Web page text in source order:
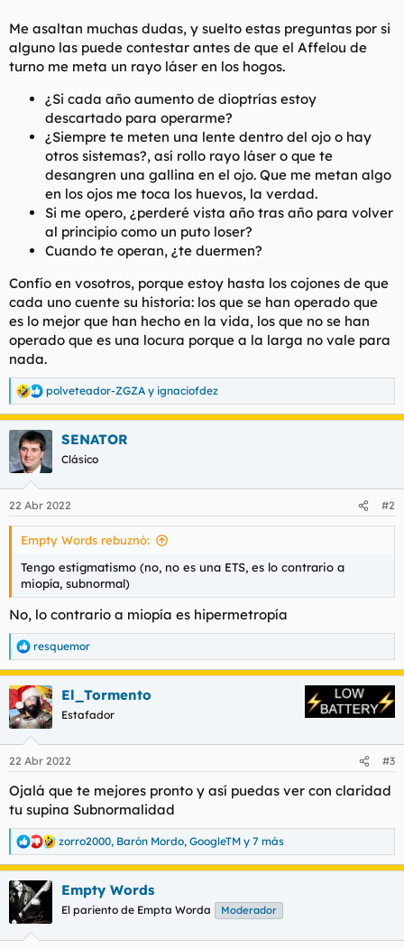
Me asaltan muchas dudas, y suelto estas preguntas por si
alguno las puede contestar antes de que el Affelou de
turno me meta un rayo láser en los hogos.
¿Si cada año aumento de dioptrías estoy
descartado para operarme?
¿Siempre te meten una lente dentro del ojo o hay
otros sistemas?, así rollo rayo láser o que te
desangren una gallina en el ojo. Que me metan algo
en los ojos me toca los huevos, la verdad.
Si me opero, ¿perderé vista año tras año para volver
al principio como un puto loser?
Cuando te operan, ¿te duermen?
Confío en vosotros, porque estoy hasta los cojones de que
cada uno cuente su historia: los que se han operado que
es lo mejor que han hecho en la vida, los que no se han
operado que es una locura porque a la larga no vale para
nada.
R
e
a
c
c
i
e
s
polveteador-ZGZA y ignaciofdez
SENATOR
Clásico
22 Abr 2022 #2
Empty Words rebuznó:
Tengo estigmatismo (no, no es una ETS, es lo contrario a
miopía, subnormal)
No, lo contrario a miopía es hipermetropía
R
e
a
c
c
i
e
:
resquemor
El_Tormento
Estafador
22 Abr 2022 #3
Ojalá que te mejores pronto y así puedas ver con claridad
tu supina Subnormalidad
R
e
a
c
c
i
zorro2000, Barón Mordo, GoogleTM y 7 más
Empty Words
El pariento de Empta Worda Moderador